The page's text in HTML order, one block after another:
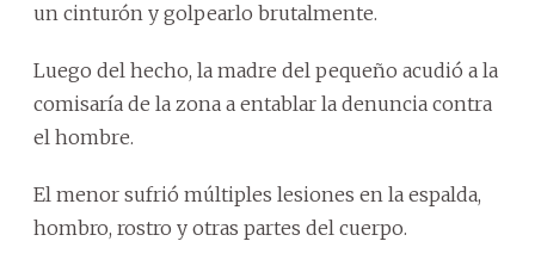
un cinturón y golpearlo brutalmente.
Luego del hecho, la madre del pequeño acudió a la
comisaría de la zona a entablar la denuncia contra
el hombre.
El menor sufrió múltiples lesiones en la espalda,
hombro, rostro y otras partes del cuerpo.